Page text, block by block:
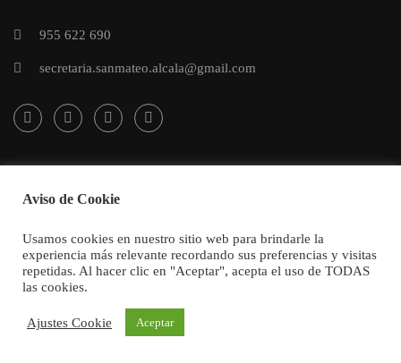
955 622 690
secretaria.sanmateo.alcala@gmail.com
Aviso de Cookie
Usamos cookies en nuestro sitio web para brindarle la
experiencia más relevante recordando sus preferencias y visitas
repetidas. Al hacer clic en "Aceptar", acepta el uso de TODAS
las cookies.
Ajustes Cookie Aceptar